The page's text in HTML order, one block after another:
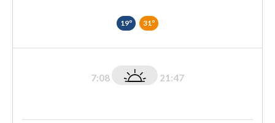
19º 31º
7:08 21:47